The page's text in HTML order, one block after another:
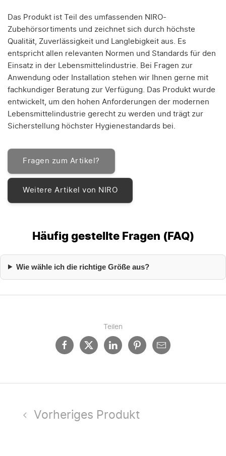
Das Produkt ist Teil des umfassenden NIRO-
Zubehörsortiments und zeichnet sich durch höchste
Qualität, Zuverlässigkeit und Langlebigkeit aus. Es
entspricht allen relevanten Normen und Standards für den
Einsatz in der Lebensmittelindustrie. Bei Fragen zur
Anwendung oder Installation stehen wir Ihnen gerne mit
fachkundiger Beratung zur Verfügung. Das Produkt wurde
entwickelt, um den hohen Anforderungen der modernen
Lebensmittelindustrie gerecht zu werden und trägt zur
Sicherstellung höchster Hygienestandards bei.
Fragen zum Artikel?
Weitere Artikel von NIRO
Häufig gestellte Fragen (FAQ)
Wie wähle ich die richtige Größe aus?
Teilen
Vorheriges Produkt